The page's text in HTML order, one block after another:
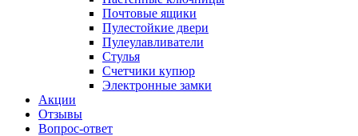
Почтовые ящики
Пулестойкие двери
Пулеулавливатели
Стулья
Счетчики купюр
Электронные замки
Акции
Отзывы
Вопрос-ответ